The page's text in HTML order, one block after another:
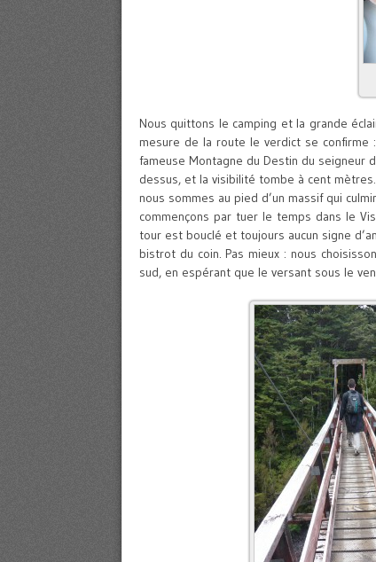
Nous quittons le camping et la grande
mesure de la route le verdict se confirme
fameuse Montagne du Destin du seigneur
dessus, et la visibilité tombe à cent
nous sommes au pied d’un massif qui
commençons par tuer le temps dans le
tour est bouclé et toujours aucun signe
bistrot du coin. Pas mieux : nous
sud, en espérant que le versant sous le